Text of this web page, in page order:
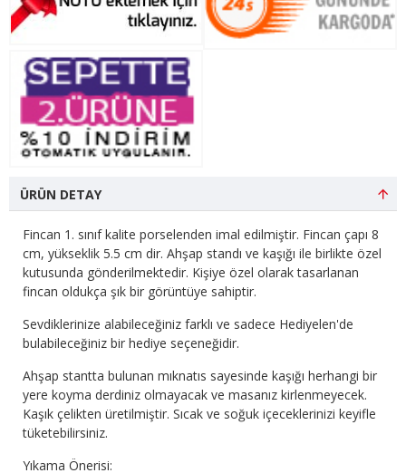
ÜRÜN DETAY
Fincan 1. sınıf kalite porselenden imal edilmiştir. Fincan çapı 8
cm, yükseklik 5.5 cm dir. Ahşap standı ve kaşığı ile birlikte özel
kutusunda gönderilmektedir. Kişiye özel olarak tasarlanan
fincan oldukça şık bir görüntüye sahiptir.
Sevdiklerinize alabileceğiniz farklı ve sadece Hediyelen'de
bulabileceğiniz bir hediye seçeneğidir.
Ahşap stantta bulunan mıknatıs sayesinde kaşığı herhangi bir
yere koyma derdiniz olmayacak ve masanız kirlenmeyecek.
Kaşık çelikten üretilmiştir. Sıcak ve soğuk içeceklerinizi keyifle
tüketebilirsiniz.
Yıkama Önerisi: